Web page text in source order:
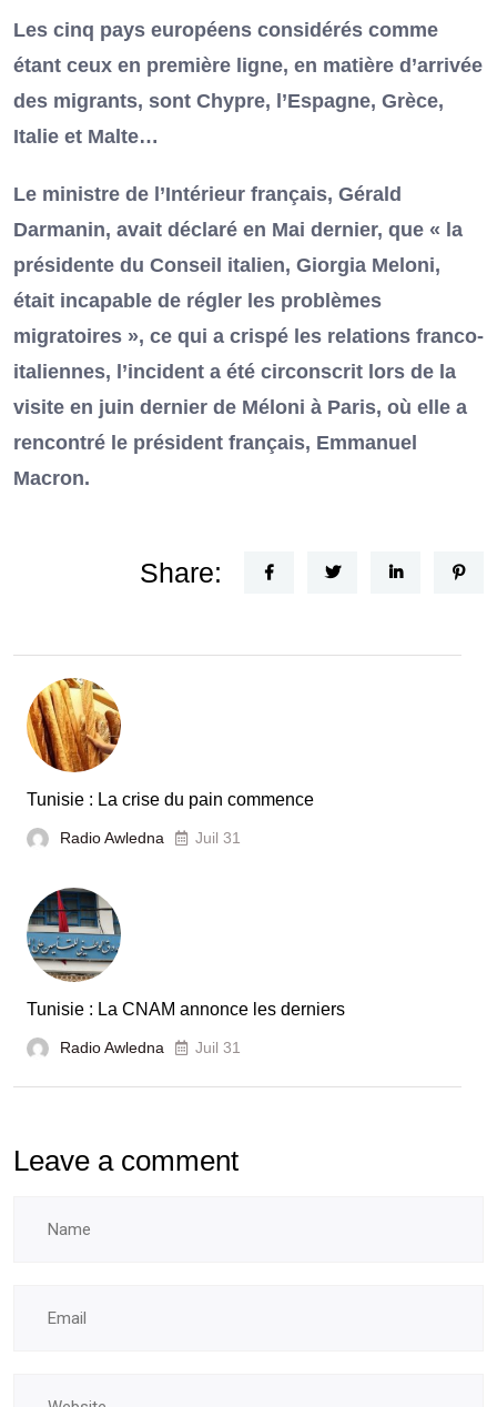
Les cinq pays européens considérés comme
étant ceux en première ligne, en matière d’arrivée
des migrants, sont Chypre, l’Espagne, Grèce,
Italie et Malte…
Le ministre de l’Intérieur français, Gérald
Darmanin, avait déclaré en Mai dernier, que « la
présidente du Conseil italien, Giorgia Meloni,
était incapable de régler les problèmes
migratoires », ce qui a crispé les relations franco-
italiennes, l’incident a été circonscrit lors de la
visite en juin dernier de Méloni à Paris, où elle a
rencontré le président français, Emmanuel
Macron.
Share:
Tunisie : La crise du pain commence
Radio Awledna Juil 31
Tunisie : La CNAM annonce les derniers
Radio Awledna Juil 31
Leave a comment